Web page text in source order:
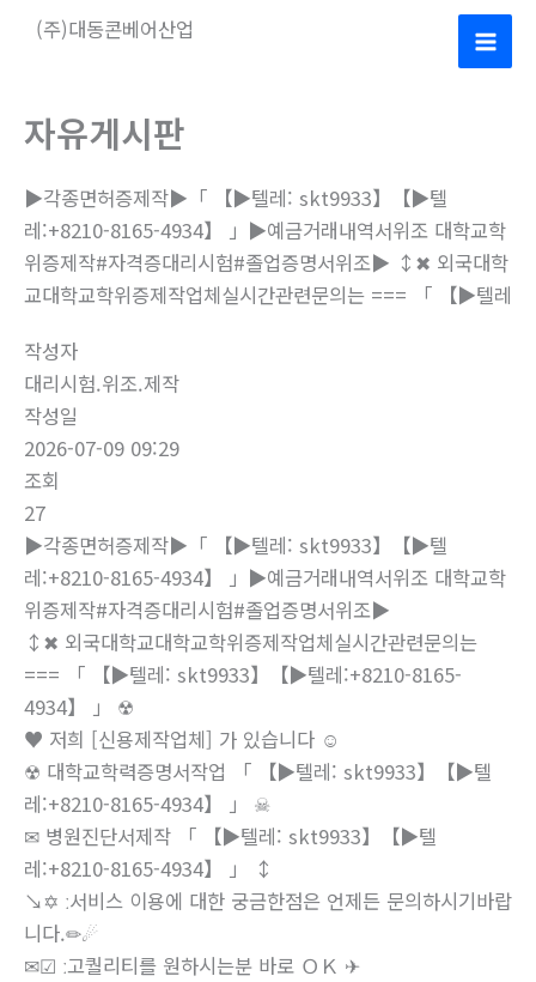
(주)대동콘베어산업
Main
자유게시판
▶️각종면허증제작▶️「 【▶텔레: skt9933】【▶텔
레:+8210-8165-4934】 」▶️예금거래내역서위조 대학교학
위증제작#자격증대리시험#졸업증명서위조▶️ ↕✖ 외국대학
교대학교학위증제작업체실시간관련문의는 === 「 【▶텔레
작성자
대리시험.위조.제작
작성일
2026-07-09 09:29
조회
27
▶️각종면허증제작▶️「 【▶텔레: skt9933】【▶텔
레:+8210-8165-4934】 」▶️예금거래내역서위조 대학교학
위증제작#자격증대리시험#졸업증명서위조▶️
↕✖ 외국대학교대학교학위증제작업체실시간관련문의는
=== 「 【▶텔레: skt9933】【▶텔레:+8210-8165-
4934】 」 ☢
♥ 저희 [신용제작업체] 가 있습니다 ☺
☢ 대학교학력증명서작업 「 【▶텔레: skt9933】【▶텔
레:+8210-8165-4934】 」 ☠
✉ 병원진단서제작 「 【▶텔레: skt9933】【▶텔
레:+8210-8165-4934】 」 ↕
↘✡ ː서비스 이용에 대한 궁금한점은 언제든 문의하시기바랍
니다.✏☄
✉☑ ː고퀄리티를 원하시는분 바로 ＯＫ ✈